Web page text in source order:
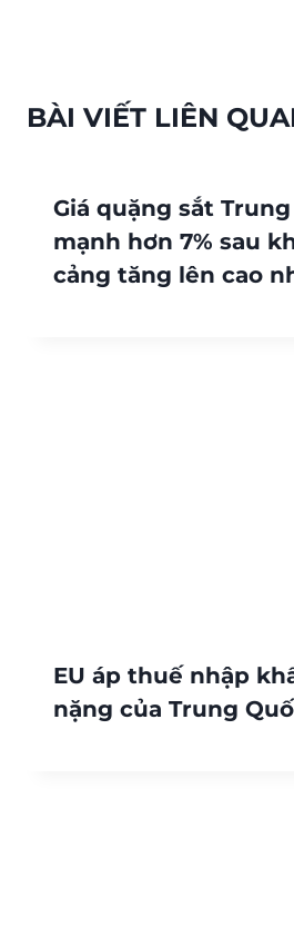
BÀI VIẾT LIÊN
Giá quặng sắt
mạnh hơn 7% sau
cảng tăng lên cao
EU áp thuế nhập
nặng của Trung